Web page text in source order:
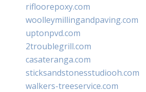
rifloorepoxy.com
woolleymillingandpaving.com
uptonpvd.com
2troublegrill.com
casateranga.com
sticksandstonesstudiooh.com
walkers-treeservice.com